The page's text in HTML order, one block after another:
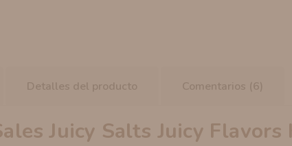
Detalles del producto Comentarios (6)
Juicy Salts Juicy